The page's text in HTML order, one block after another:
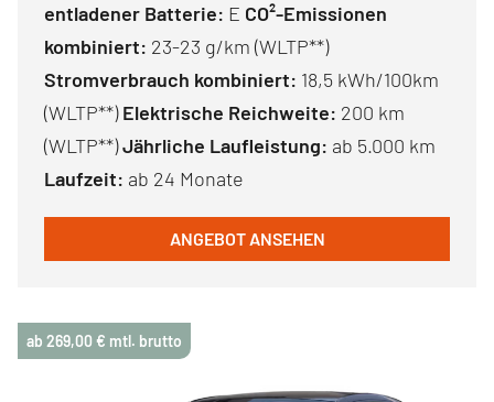
entladener Batterie: E CO²-Emissionen
kombiniert: 23-23 g/km (WLTP**)
Stromverbrauch kombiniert: 18,5 kWh/100km
(WLTP**)Elektrische Reichweite: 200 km
(WLTP**)Jährliche Laufleistung: ab 5.000 km
Laufzeit: ab 24 Monate
ANGEBOT ANSEHEN
ab 269,00 € mtl. brutto